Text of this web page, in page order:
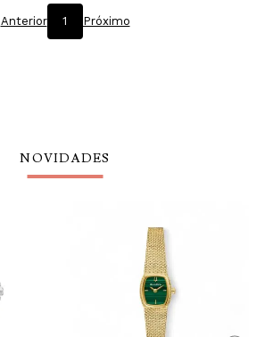
Anterior 1 Próximo
NOVIDADES